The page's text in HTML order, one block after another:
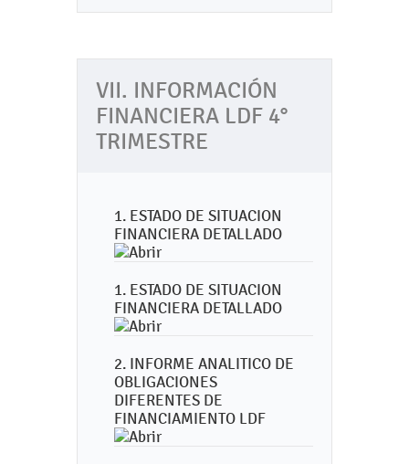
VII. INFORMACIÓN
FINANCIERA LDF 4°
TRIMESTRE
1. ESTADO DE SITUACION
FINANCIERA DETALLADO
1. ESTADO DE SITUACION
FINANCIERA DETALLADO
2. INFORME ANALITICO DE
OBLIGACIONES
DIFERENTES DE
FINANCIAMIENTO LDF